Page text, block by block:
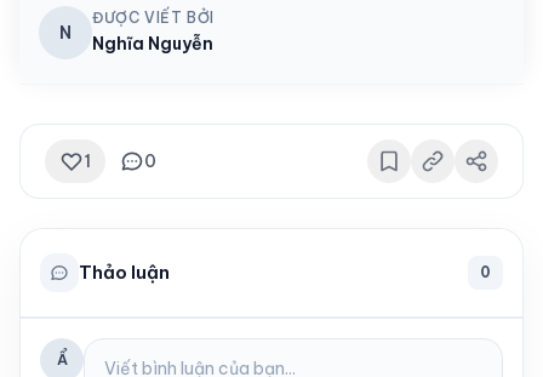
N
ĐƯỢC VIẾT BỞI
Nghĩa Nguyễn
1 0
Thảo luận 0
Ẩ